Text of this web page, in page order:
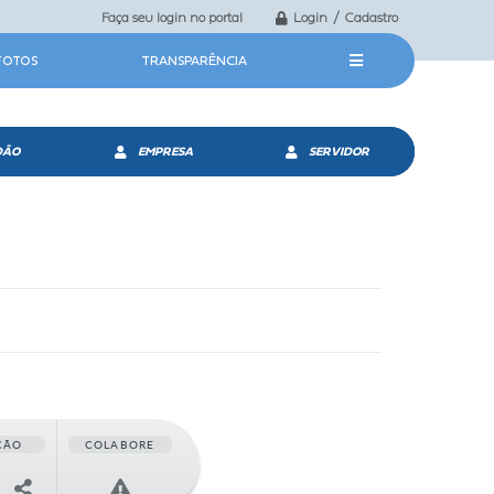
Faça seu login no portal Login / Cadastro
TRANSPARÊNCIA
EMPRESA SERVIDOR
COLABORE